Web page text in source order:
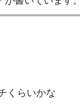
くらいかな